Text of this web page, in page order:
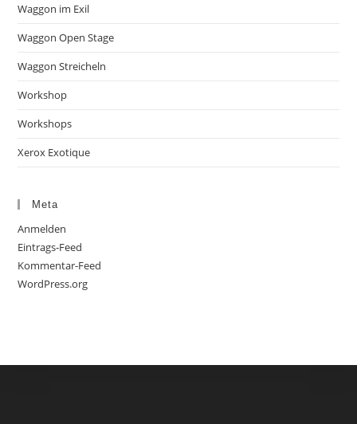
Waggon im Exil
Waggon Open Stage
Waggon Streicheln
Workshop
Workshops
Xerox Exotique
Meta
Anmelden
Eintrags-Feed
Kommentar-Feed
WordPress.org